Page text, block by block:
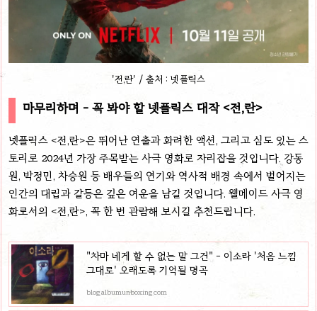
'전,란' / 출처 : 넷플릭스
마무리하며 - 꼭 봐야 할 넷플릭스 대작 <전,란>
넷플릭스 <전,란>은 뛰어난 연출과 화려한 액션, 그리고 심도 있는 스
토리로 2024년 가장 주목받는 사극 영화로 자리잡을 것입니다. 강동
원, 박정민, 차승원 등 배우들의 연기와 역사적 배경 속에서 벌어지는
인간의 대립과 갈등은 깊은 여운을 남길 것입니다. 웰메이드 사극 영
화로서의 <전,란>, 꼭 한 번 관람해 보시길 추천드립니다.
"차마 네게 할 수 없는 말 그건" - 이소라 '처음 느낌
그대로' 오래도록 기억될 명곡
blog.albumunboxing.com